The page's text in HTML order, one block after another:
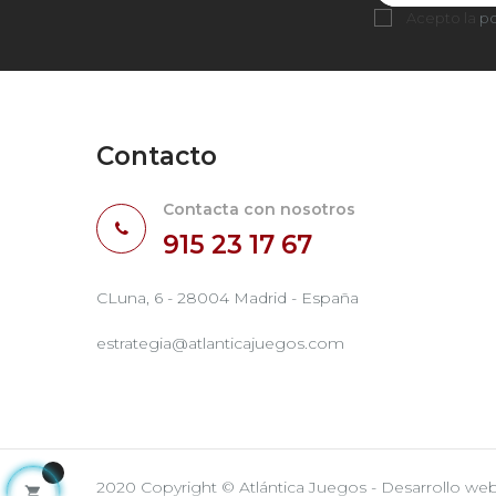
Acepto la
Contacto
Contacta con nosotros
915 23 17 67
CLuna, 6 - 28004 Madrid - España
estrategia@atlanticajuegos.com
2020 Copyright © Atlántica Juegos - Desarrollo